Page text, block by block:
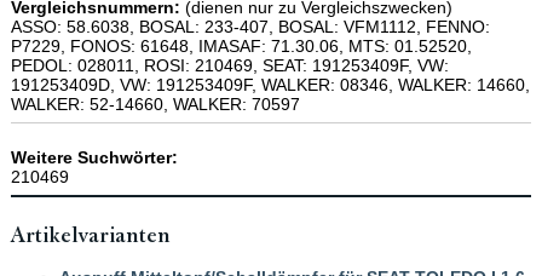
Vergleichsnummern: (dienen nur zu Vergleichszwecken)
ASSO: 58.6038, BOSAL: 233-407, BOSAL: VFM1112, FENNO:
P7229, FONOS: 61648, IMASAF: 71.30.06, MTS: 01.52520,
PEDOL: 028011, ROSI: 210469, SEAT: 191253409F, VW:
191253409D, VW: 191253409F, WALKER: 08346, WALKER: 14660,
WALKER: 52-14660, WALKER: 70597
Weitere Suchwörter:
210469
Artikelvarianten